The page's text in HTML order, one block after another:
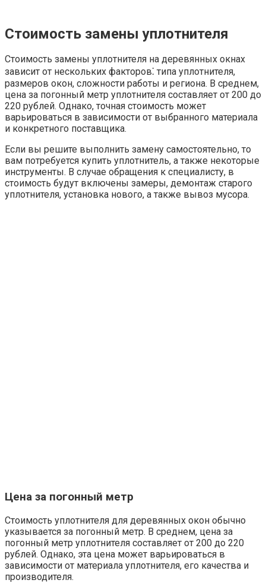
Стоимость замены уплотнителя
Стоимость замены уплотнителя на деревянных окнах
зависит от нескольких факторов⁚ типа уплотнителя,
размеров окон, сложности работы и региона. В среднем,
цена за погонный метр уплотнителя составляет от 200 до
220 рублей. Однако, точная стоимость может
варьироваться в зависимости от выбранного материала
и конкретного поставщика.
Если вы решите выполнить замену самостоятельно, то
вам потребуется купить уплотнитель, а также некоторые
инструменты. В случае обращения к специалисту, в
стоимость будут включены замеры, демонтаж старого
уплотнителя, установка нового, а также вывоз мусора.
Цена за погонный метр
Стоимость уплотнителя для деревянных окон обычно
указывается за погонный метр. В среднем, цена за
погонный метр уплотнителя составляет от 200 до 220
рублей. Однако, эта цена может варьироваться в
зависимости от материала уплотнителя, его качества и
производителя.